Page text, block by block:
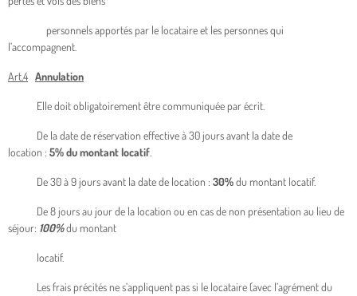
personnels apportés par le locataire et les personnes qui
l’accompagnent.
Art.4 Annulation
Elle doit obligatoirement être communiquée par écrit.
De la date de réservation effective à 30 jours avant la date de
location : 5% du montant locatif
De 30 à 9 jours avant la date de location : 30%du montant locatif.
De 8 jours au jour de la location ou en cas de non présentation au lieu de
séjour: 100%du montant
locatif.
Les frais précités ne s’appliquent pas si le locataire (avec l’agrément du